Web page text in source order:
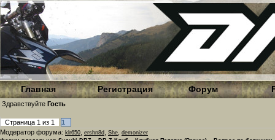
Главная Регистрация Форум
Здравствуйте Гость
Страница 1 из 1
1
Модератор форума: klr650 ershn8d She demonizer